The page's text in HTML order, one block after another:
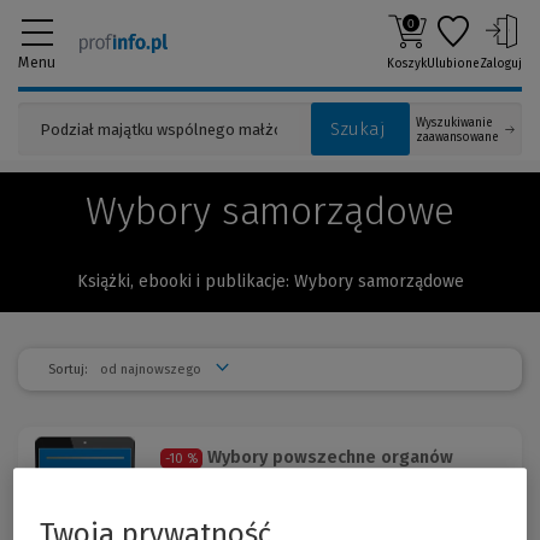
Menu
Szukaj
Wyszukiwanie
zaawansowane
0
KoszykUlubioneZaloguj
Wybory samorządowe
Książki, ebooki i publikacje: Wybory samorządowe
Sortuj:
-10 %
Wybory powszechne organów
W publikacji zaprezentowano kompletne i systematyczne